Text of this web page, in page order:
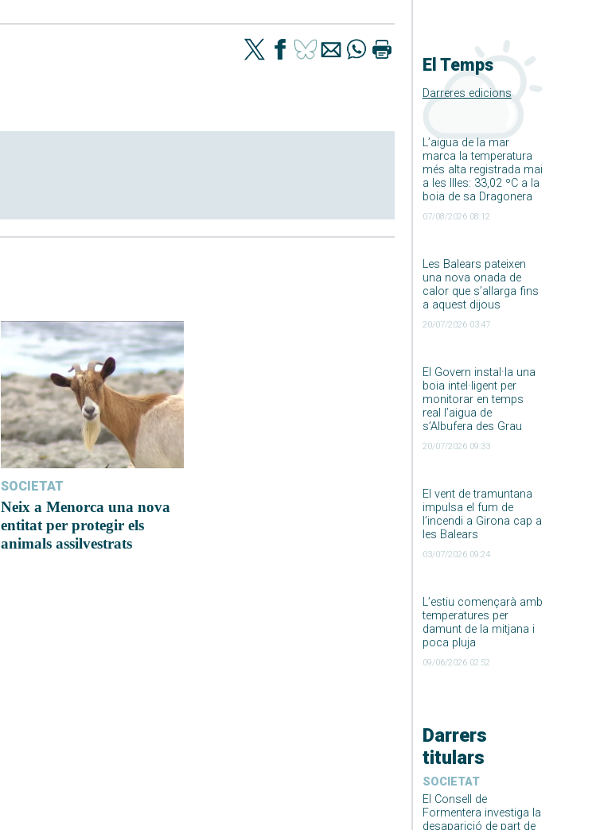
El Temps
Darreres edicions
L’aigua de la mar
marca la temperatura
més alta registrada mai
a les Illes: 33,02 ºC a la
boia de sa Dragonera
07/08/2026 08:12
Les Balears pateixen
una nova onada de
calor que s’allarga fins
a aquest dijous
20/07/2026 03:47
El Govern instal·la una
boia intel·ligent per
monitorar en temps
real l’aigua de
s’Albufera des Grau
20/07/2026 09:33
El vent de tramuntana
impulsa el fum de
l’incendi a Girona cap a
les Balears
03/07/2026 09:24
L’estiu començarà amb
temperatures per
damunt de la mitjana i
poca pluja
09/06/2026 02:52
Darrers
titulars
SOCIETAT
El Consell de
Formentera investiga la
desaparició de part de
SOCIETAT
Neix a Menorca una nova
entitat per protegir els
animals assilvestrats